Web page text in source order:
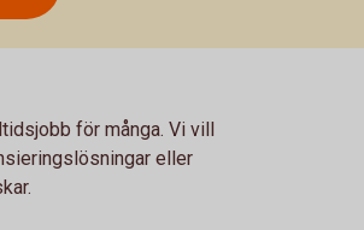
för många. Vi vill
eller